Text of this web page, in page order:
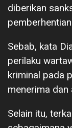
diberikan
Sebab, kata
perilaku
kriminal pada
menerima dan
Selain itu,